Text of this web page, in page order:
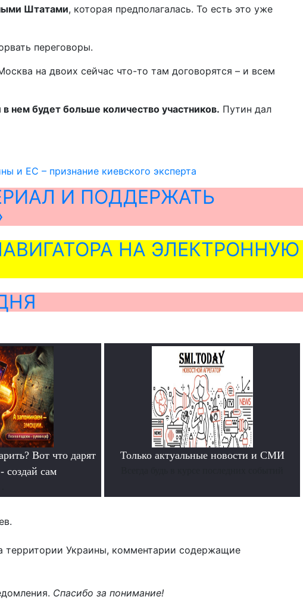
Штатами, которая предполагалась. То есть это уже
переговоры.
на двоих сейчас что-то там договорятся – и всем
нем будет больше количество участников. Путин дал
и ЕС – признание киевского эксперта
И ПОДДЕРЖАТЬ
НА ЭЛЕКТРОННУЮ
Вот что дарят
создай сам
Только актуальные новости и СМИ
Украины, комментарии содержащие
Спасибо за понимание!